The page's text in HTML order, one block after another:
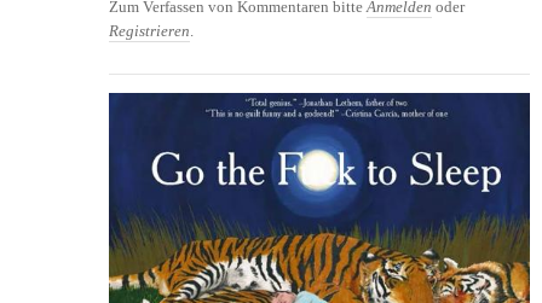
Zum Verfassen von Kommentaren bitteAnmelden oder
Registrieren.